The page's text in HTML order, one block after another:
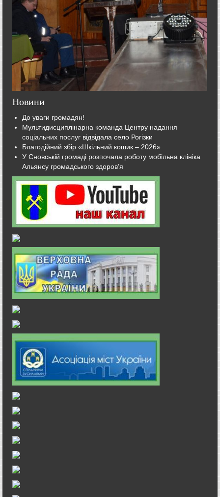
Новини
До уваги громадян!
Мультидисциплінарна команда Центру надання
соціальних послуг відвідала село Рогізки
Благодійний збір «Шкільний кошик – 2026»
У Сновській громаді розпочала роботу мобільна клініка
Альянсу громадського здоров’я